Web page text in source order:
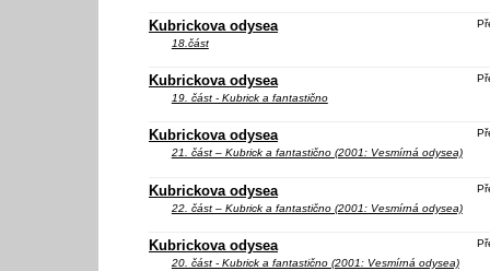
Kubrickova odysea
18.část
Kubrickova odysea
19. část - Kubrick a fantastično
Kubrickova odysea
21. část – Kubrick a fantastično (2001: Vesmírná odysea)
Kubrickova odysea
22. část – Kubrick a fantastično (2001: Vesmírná odysea)
Kubrickova odysea
20. část - Kubrick a fantastično (2001: Vesmírná odysea)